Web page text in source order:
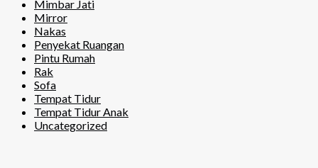
Mimbar Jati
Mirror
Nakas
Penyekat Ruangan
Pintu Rumah
Rak
Sofa
Tempat Tidur
Tempat Tidur Anak
Uncategorized